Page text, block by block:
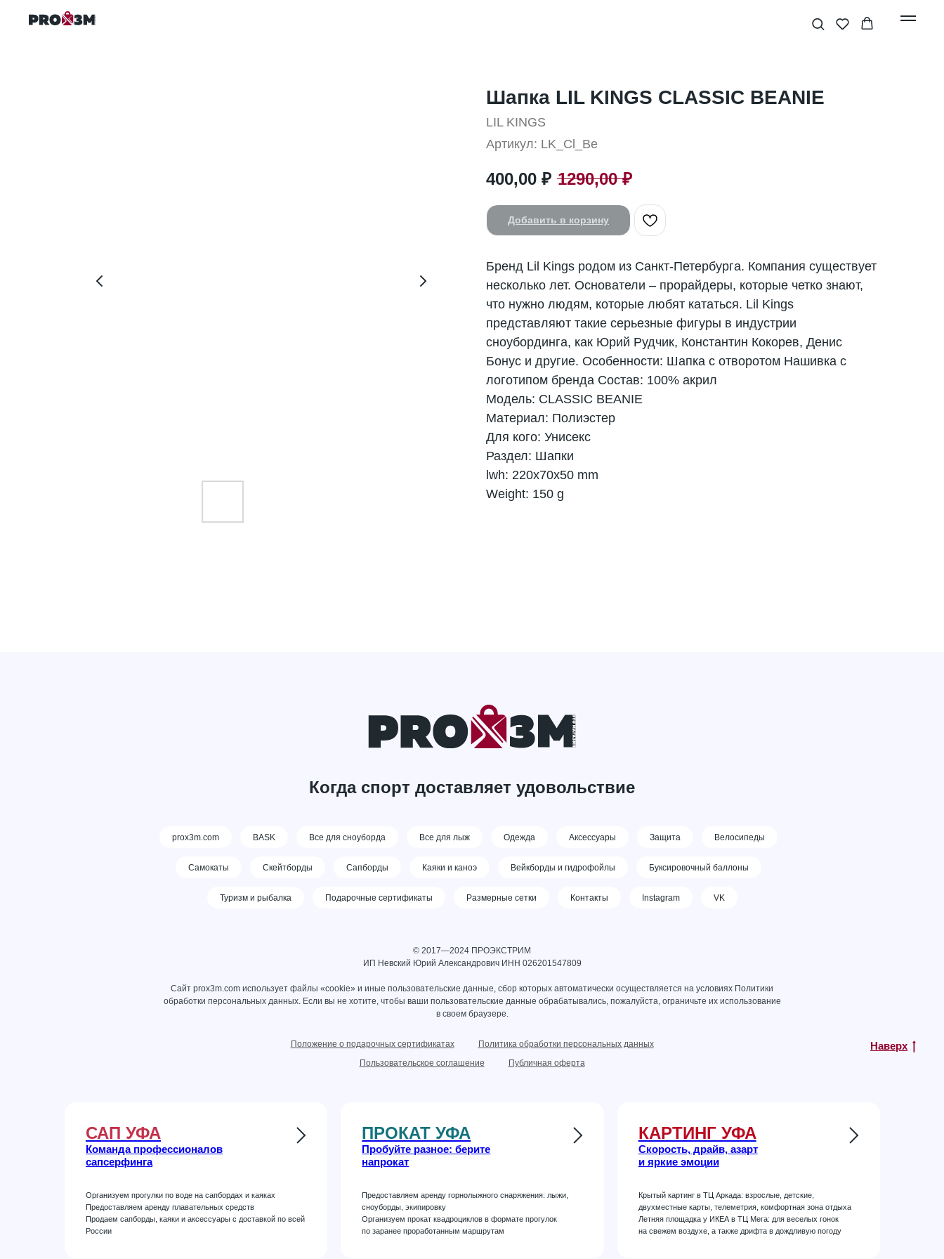
Шапка LIL KINGS CLASSIC BEANIE
LIL KINGS
Артикул: LK_Cl_Be
400,00 ₽ 1290,00 ₽
Добавить в корзину
Бренд Lil Kings родом из Санкт-Петербурга. Компания существует
несколько лет. Основатели – прорайдеры, которые четко знают,
что нужно людям, которые любят кататься. Lil Kings
представляют такие серьезные фигуры в индустрии
сноубординга, как Юрий Рудчик, Константин Кокорев, Денис
Бонус и другие. Особенности: Шапка с отворотом Нашивка с
логотипом бренда Состав: 100% акрил
Модель: CLASSIC BEANIE
Материал: Полиэстер
Для кого: Унисекс
Раздел: Шапки
lwh: 220x70x50 mm
Weight: 150 g
Когда спорт доставляет удовольствие
prox3m.com BASK Все для сноуборда Все для лыж Одежда Аксессуары Защита Велосипеды
Самокаты Скейтборды Сапборды Каяки и каноэ Вейкборды и гидрофойлы Буксировочный баллоны
Туризм и рыбалка Подарочные сертификаты Размерные сетки Контакты Instagram VK
© 2017—2024 ПРОЭКСТРИМ
ИП Невский Юрий Александрович ИНН 026201547809
Сайт prox3m.com использует файлы «cookie» и иные пользовательские данные, сбор которых автоматически осуществляется на условиях Политики
обработки персональных данных. Если вы не хотите, чтобы ваши пользовательские данные обрабатывались, пожалуйста, ограничьте их использование
в своем браузере.
Положение о подарочных сертификатах
Политика обработки персональных данных
Пользовательское соглашение
Публичная оферта
Наверх
САП УФА
Команда профессионалов
сапсерфинга
Организуем прогулки по воде на сапбордах и каяках
Предоставляем аренду плавательных средств
Продаем сапборды, каяки и аксессуары с доставкой по всей
России
ПРОКАТ УФА
Пробуйте разное: берите
напрокат
Предоставляем аренду горнолыжного снаряжения: лыжи,
сноуборды, экипировку
Организуем прокат квадроциклов в формате прогулок
по заранее проработанным маршрутам
КАРТИНГ УФА
Скорость, драйв, азарт
и яркие эмоции
Крытый картинг в ТЦ Аркада: взрослые, детские,
двухместные карты, телеметрия, комфортная зона отдыха
Летняя площадка у ИКЕА в ТЦ Мега: для веселых гонок
на свежем воздухе, а также дрифта в дождливую погоду